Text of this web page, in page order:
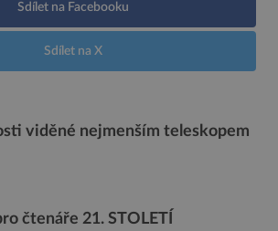
Sdílet na Facebooku
Sdílet na X
viděné nejmenším teleskopem
čtenáře 21. STOLETÍ